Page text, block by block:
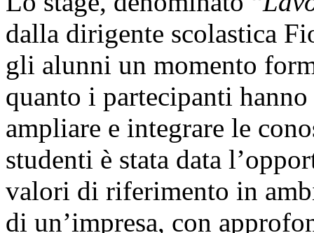
dalla dirigente scolastica
gli alunni un momento
quanto i partecipanti
ampliare e integrare le
studenti è stata data
valori di riferimento in
di un’impresa, con